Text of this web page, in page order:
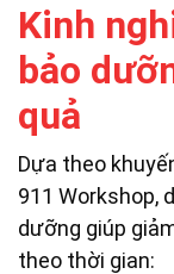
Kinh
bảo
quả
Dựa theo
911 Workshop,
dưỡng giúp
theo thời gian: